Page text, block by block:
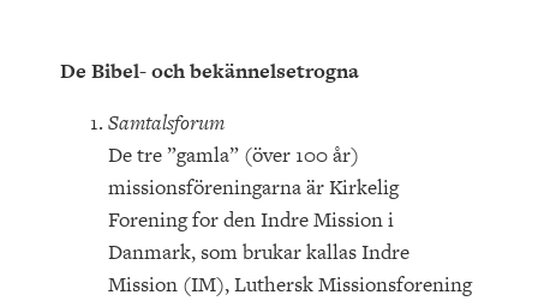
De Bibel- och bekännelsetrogna
Samtalsforum
De tre ”gamla” (över 100 år)
missionsföreningarna är Kirkelig
Forening for den Indre Mission i
Danmark, som brukar kallas Indre
Mission (IM), Luthersk Missionsforening